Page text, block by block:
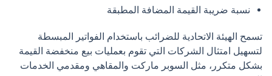
نسبة ضريبة القيمة المضافة المطبقة
تسمح الهيئة الاتحادية للضرائب باستخدام الفواتير المبسطة
لتسهيل امتثال الشركات التي تقوم بعمليات بيع منخفضة القيمة
بشكل متكرر، مثل السوبر ماركت والمقاهي ومقدمي الخدمات